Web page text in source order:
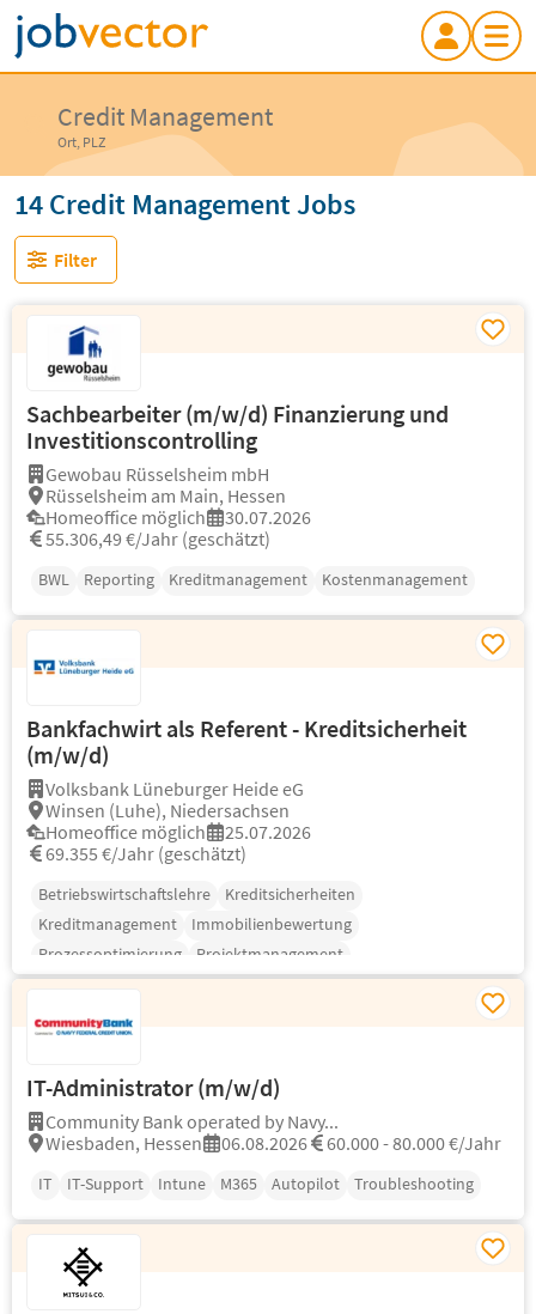
Credit Management
Ort, PLZ
14 Credit Management Jobs
Filter
Sachbearbeiter (m/w/d) Finanzierung und
Investitionscontrolling
Gewobau Rüsselsheim mbH
Rüsselsheim am Main, Hessen
Homeoffice möglich
30.07.2026
55.306,49 €/Jahr (geschätzt)
BWL Reporting Kreditmanagement Kostenmanagement
Bankfachwirt als Referent - Kreditsicherheit
(m/w/d)
Volksbank Lüneburger Heide eG
Winsen (Luhe), Niedersachsen
Homeoffice möglich
25.07.2026
69.355 €/Jahr (geschätzt)
Betriebswirtschaftslehre
Kreditsicherheiten
Kreditmanagement
Immobilienbewertung
Prozessoptimierung
Projektmanagement
IT-Administrator (m/w/d)
Community Bank operated by Navy...
Wiesbaden, Hessen
06.08.2026 60.000 - 80.000 €/Jahr
IT IT-Support Intune M365 Autopilot Troubleshooting